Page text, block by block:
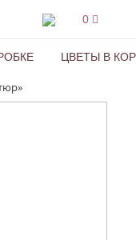
0
ЦВЕТЫ В